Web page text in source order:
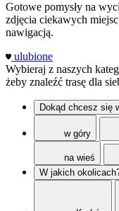
Gotowe pomysły na
zdjęcia ciekawych
nawigacją.
ulubione
Wybieraj z naszych
żeby znaleźć trasę dla
Dokąd chcesz się
w góry
na wieś
W jakich